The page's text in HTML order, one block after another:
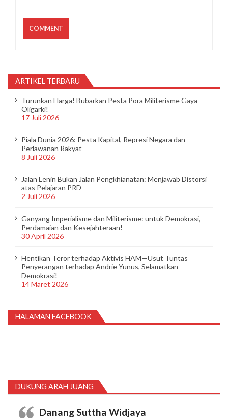
ARTIKEL TERBARU
Turunkan Harga! Bubarkan Pesta Pora Militerisme Gaya
Oligarki!
17 Juli 2026
Piala Dunia 2026: Pesta Kapital, Represi Negara dan
Perlawanan Rakyat
8 Juli 2026
Jalan Lenin Bukan Jalan Pengkhianatan: Menjawab Distorsi
atas Pelajaran PRD
2 Juli 2026
Ganyang Imperialisme dan Militerisme: untuk Demokrasi,
Perdamaian dan Kesejahteraan!
30 April 2026
Hentikan Teror terhadap Aktivis HAM—Usut Tuntas
Penyerangan terhadap Andrie Yunus, Selamatkan
Demokrasi!
14 Maret 2026
HALAMAN FACEBOOK
DUKUNG ARAH JUANG
Danang Suttha Widjaya